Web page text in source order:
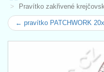
Pravítko zakřivené
← pravítko PATCHWORK